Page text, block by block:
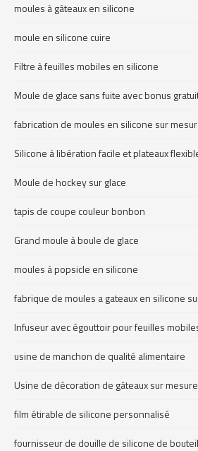
moules à gâteaux en silicone
moule en silicone cuire
Filtre à feuilles mobiles en silicone
Moule de glace sans fuite avec bonus
fabrication de moules en silicone sur
Silicone à libération facile et plateaux
Moule de hockey sur glace
tapis de coupe couleur bonbon
Grand moule à boule de glace
moules à popsicle en silicone
fabrique de moules a gateaux en silicone
Infuseur avec égouttoir pour feuilles
usine de manchon de qualité alimentaire
Usine de décoration de gâteaux sur mesure
film étirable de silicone personnalisé
fournisseur de douille de silicone de